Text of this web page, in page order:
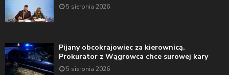
5 sierpnia 2026
Pijany obcokrajowiec za kierownicą.
Prokurator z Wągrowca chce surowej kary
5 sierpnia 2026